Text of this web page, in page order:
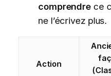
comprendre ce
ne l’écrivez plus.
Action